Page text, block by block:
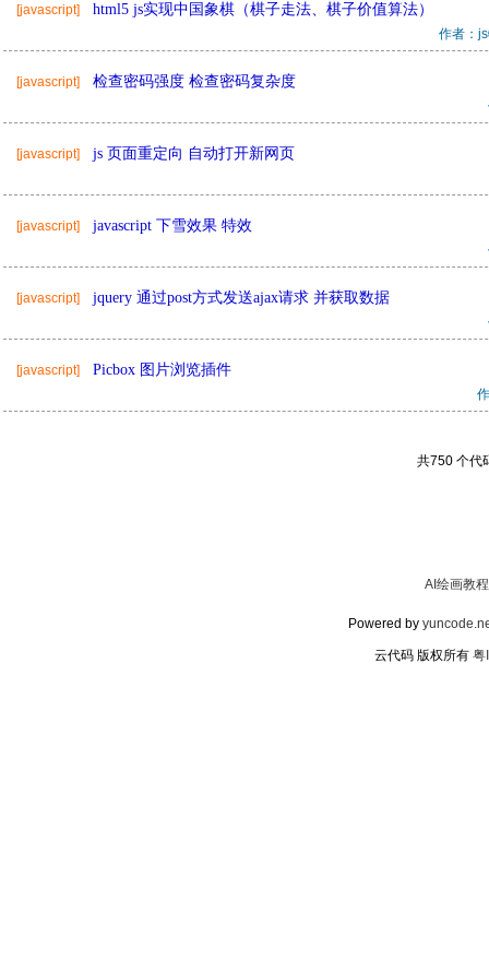
[javascript] html5 js实现中国象棋（棋子走法、棋子价值算法）
作者：
[javascript] 检查密码强度 检查密码复杂度
[javascript] js 页面重定向 自动打开新网页
[javascript] javascript 下雪效果 特效
[javascript] jquery 通过post方式发送ajax请求 并获取数据
[javascript] Picbox 图片浏览插件
共750 个代
AI绘画教程
Powered by
云代码 版权所有 粤